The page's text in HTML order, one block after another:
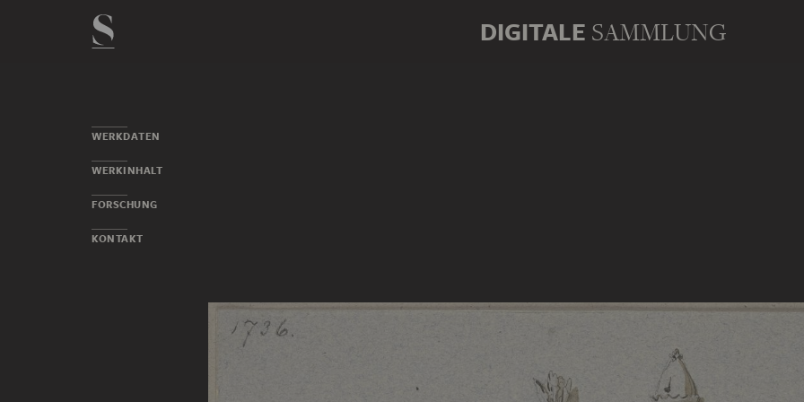
DIGITALE SAMMLUNG
WERKDATEN
WERKINHALT
FORSCHUNG
KONTAKT